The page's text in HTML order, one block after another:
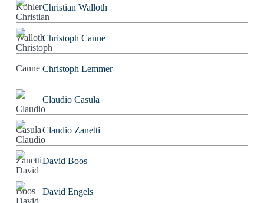
Christian Walloth
Christoph Canne
Christoph Lemmer
Claudio Casula
Claudio Zanetti
David Boos
David Engels